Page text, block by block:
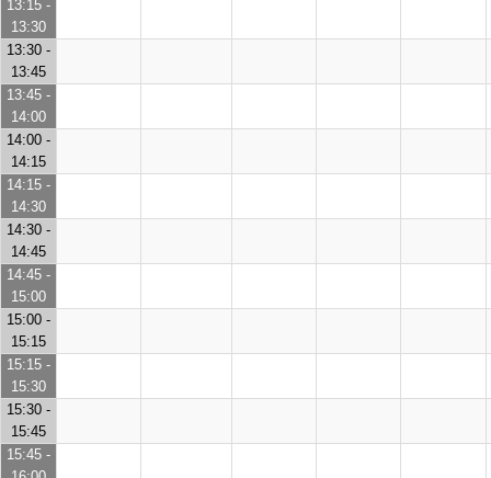
13:15 -
13:30
13:30 -
13:45
13:45 -
14:00
14:00 -
14:15
14:15 -
14:30
14:30 -
14:45
14:45 -
15:00
15:00 -
15:15
15:15 -
15:30
15:30 -
15:45
15:45 -